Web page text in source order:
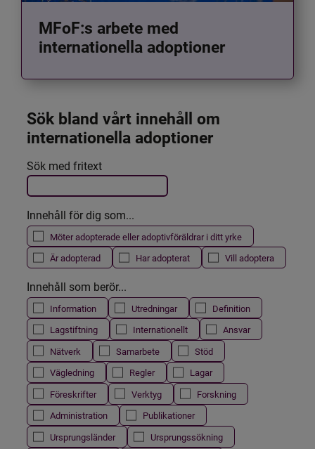
MFoF:s arbete med
internationella adoptioner
Sök bland vårt innehåll om
internationella adoptioner
Filtrera resultatet
Det här formuläret postas automatiskt
Sök med fritext
Innehåll för dig som...
Möter adopterade eller adoptivföräldrar i ditt yrke
Är adopterad
Har adopterat Vill adoptera
Innehåll som berör...
Information Utredningar
Definition
Lagstiftning
Internationellt
Ansvar
Nätverk
Samarbete
Stöd
Vägledning
Regler
Lagar
Föreskrifter
Verktyg
Forskning
Administration
Publikationer
Ursprungsländer
Ursprungssökning